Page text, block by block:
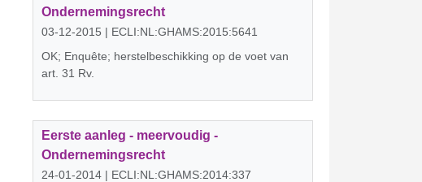
Ondernemingsrecht
03-12-2015 | ECLI:NL:GHAMS:2015:5641
OK; Enquête; herstelbeschikking op de voet van
art. 31 Rv.
Eerste aanleg - meervoudig -
Ondernemingsrecht
24-01-2014 | ECLI:NL:GHAMS:2014:337